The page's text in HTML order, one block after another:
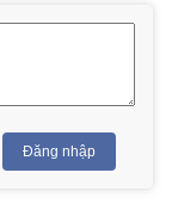
Đăng nhập